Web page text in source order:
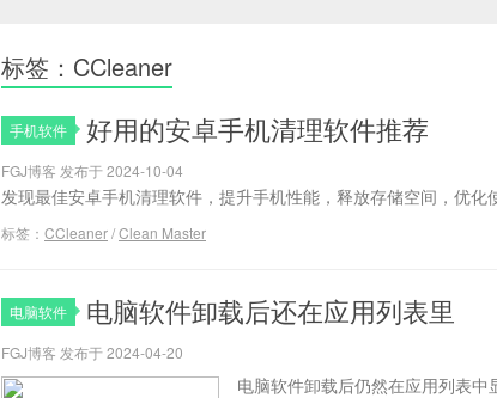
标签：CCleaner
手机软件 好用的安卓手机清理软件推荐
FGJ博客 发布于 2024-10-04
发现最佳安卓手机清理软件，提升手机性能，释放存储空间，优化
标签： CCleaner/Clean Master
电脑软件 电脑软件卸载后还在应用列表里
FGJ博客 发布于 2024-04-20
电脑软件卸载后仍然在应用列表